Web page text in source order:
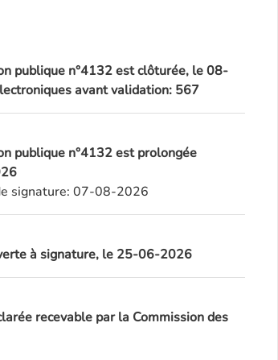
publique n°4132 est clôturée, le 08-
avant validation: 567
publique n°4132 est prolongée
signature: 07-08-2026
à signature, le 25-06-2026
recevable par la Commission des